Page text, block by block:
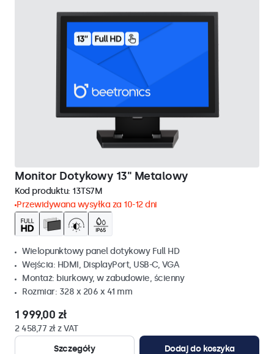
Monitor Dotykowy 13" Metalowy
Kod produktu: 13TS7M
Przewidywana wysyłka za 10-12 dni
Wielopunktowy panel dotykowy Full HD
Wejścia: HDMI, DisplayPort, USB-C, VGA
Montaż: biurkowy, w zabudowie, ścienny
Rozmiar: 328 x 206 x 41 mm
1 999,00 zł
2 458,77 zł z VAT
Szczegóły
Dodaj do koszyka